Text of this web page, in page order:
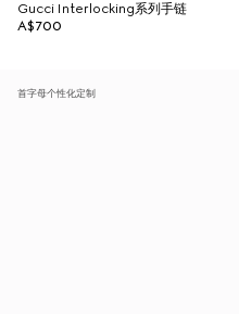
Gucci Interlocking系列手链
A$700
首字母个性化定制